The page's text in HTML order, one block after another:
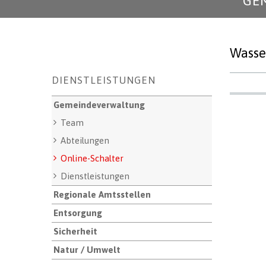
Unternavigation
DIENSTLEISTUNGEN
Gemeindeverwaltung
Team
Abteilungen
Online-Schalter
Dienstleistungen
Regionale Amtsstellen
Entsorgung
Sicherheit
Natur / Umwelt